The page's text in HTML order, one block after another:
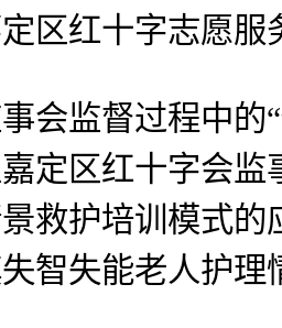
区红十字志愿服
会监督过程中的“
定区红十字会监
救护培训模式的
智失能老人护